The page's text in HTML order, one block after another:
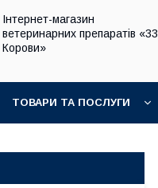
Інтернет-магазин
ветеринарних препаратів «33
Корови»
ТОВАРИ ТА ПОСЛУГИ